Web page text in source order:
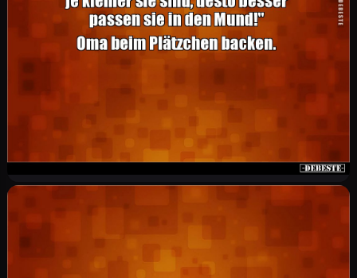
Mama, weißt du, wo meine Jacke ist? Mutter: Ja,
im Schrank. Da hab ich schon geguckt, da ist sie
nicht. Mutter: Wenn ich es jetzt da finde, was
wir denn da. Jede Mutter, immer.